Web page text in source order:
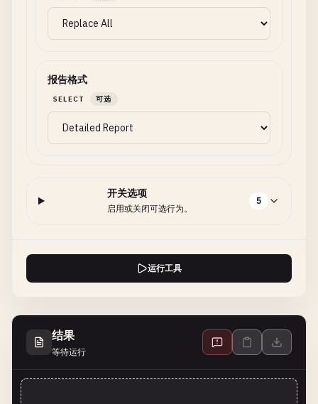
报告格式
SELECT 可选
开关选项
启用或关闭可选行为。
5
运行工具
结果
等待运行